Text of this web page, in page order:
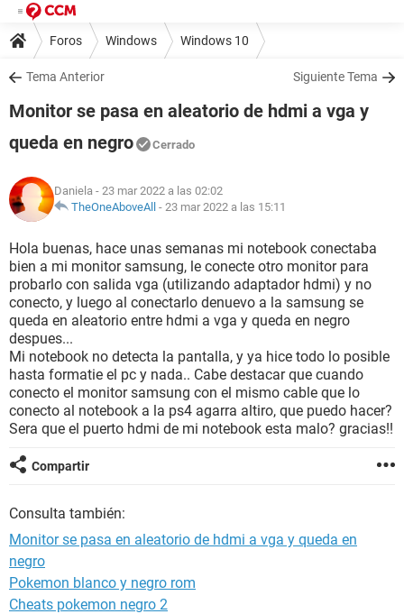
Foros Windows Windows 10
Tema Anterior Siguiente Tema
Monitor se pasa en aleatorio de hdmi a vga y
queda en negro
Cerrado
Daniela - 23 mar 2022 a las 02:02
TheOneAboveAll - 23 mar 2022 a las 15:11
Hola buenas, hace unas semanas mi notebook conectaba
bien a mi monitor samsung, le conecte otro monitor para
probarlo con salida vga (utilizando adaptador hdmi) y no
conecto, y luego al conectarlo denuevo a la samsung se
queda en aleatorio entre hdmi a vga y queda en negro
despues...
Mi notebook no detecta la pantalla, y ya hice todo lo posible
hasta formatie el pc y nada.. Cabe destacar que cuando
conecto el monitor samsung con el mismo cable que lo
conecto al notebook a la ps4 agarra altiro, que puedo hacer?
Sera que el puerto hdmi de mi notebook esta malo? gracias!!
Compartir
Consulta también:
Monitor se pasa en aleatorio de hdmi a vga y queda en
negro
Pokemon blanco y negro rom
Cheats pokemon negro 2